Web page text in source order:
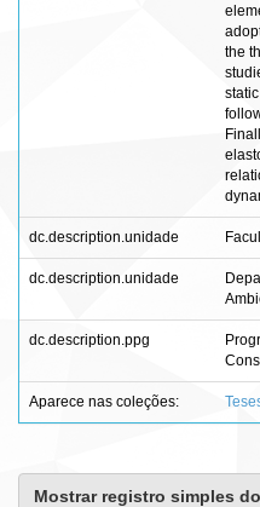
the
dc.description.unidade
dc.description.unidade
dc.description.ppg
Aparece nas coleções:
Mostrar registro simples